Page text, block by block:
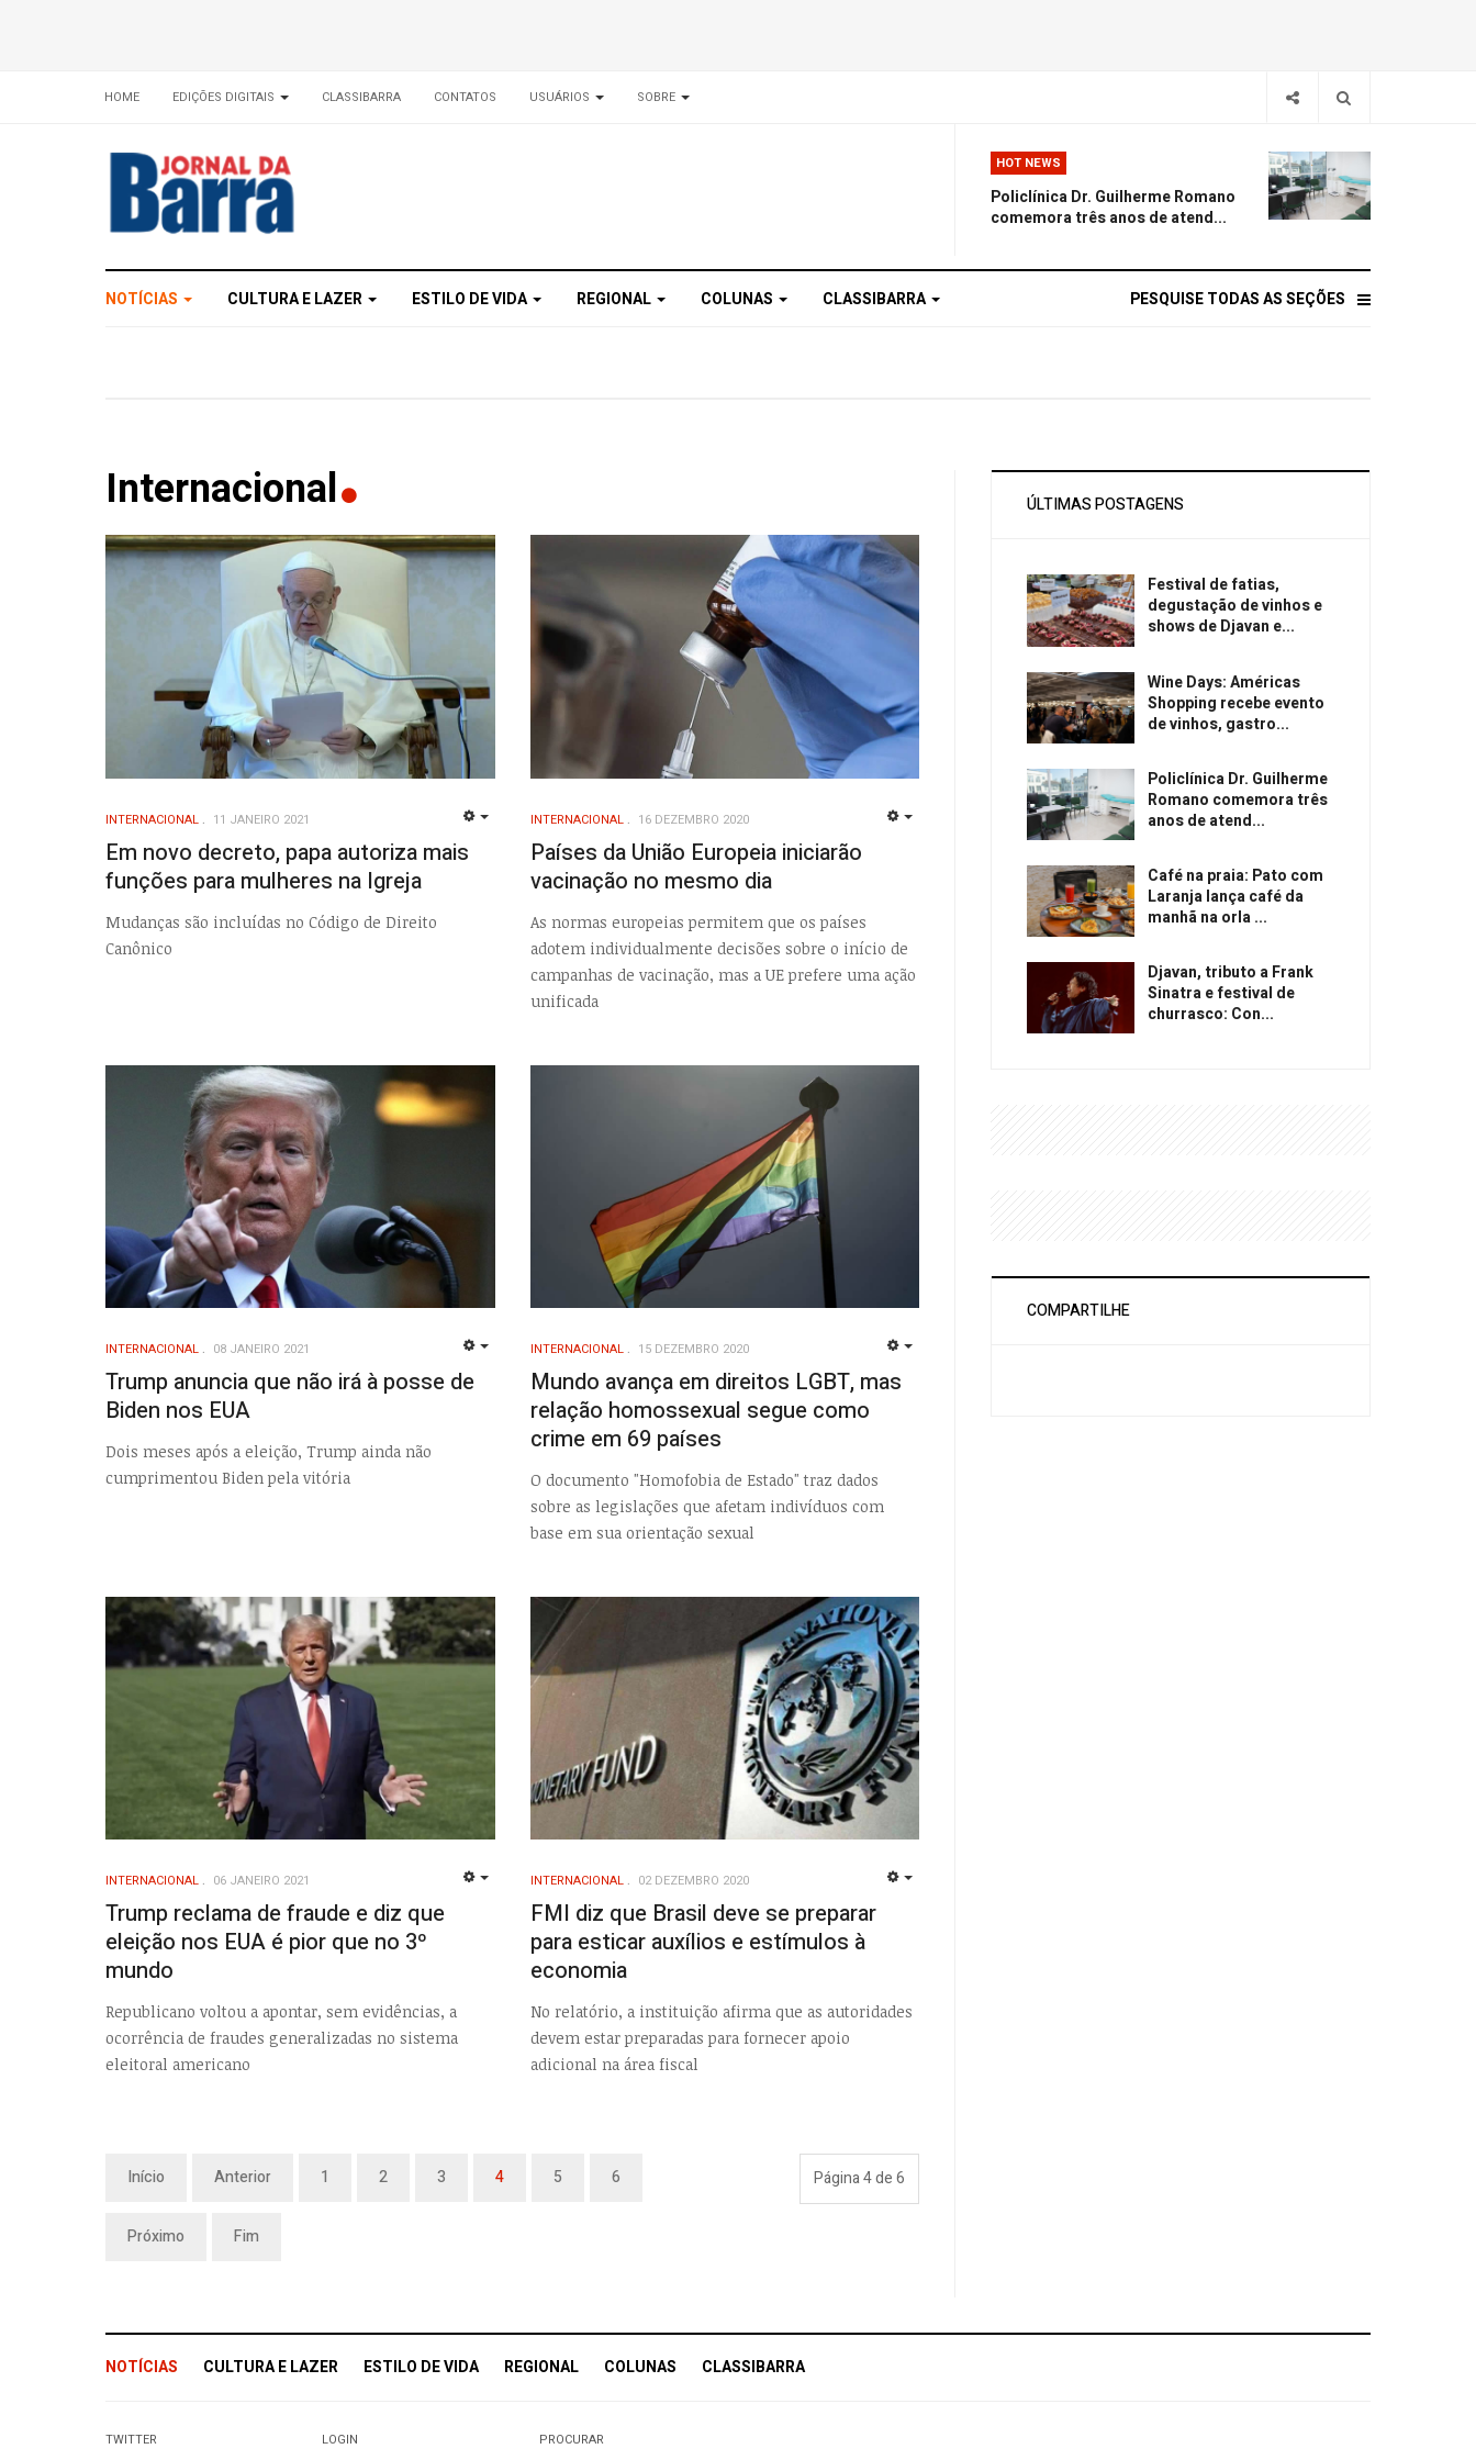
HOME EDIÇÕES DIGITAIS CLASSIBARRA CONTATOS USUÁRIOS SOBRE
HOT NEWS
Policlínica Dr. Guilherme Romano
comemora três anos de atend...
NOTÍCIAS CULTURA E LAZER ESTILO DE VIDA REGIONAL COLUNAS CLASSIBARRA PESQUISE TODAS AS SEÇÕES
Internacional
INTERNACIONAL 11 JANEIRO 2021
Em novo decreto, papa autoriza mais
funções para mulheres na Igreja
Mudanças são incluídas no Código de Direito
Canônico
INTERNACIONAL 16 DEZEMBRO 2020
Países da União Europeia iniciarão
vacinação no mesmo dia
As normas europeias permitem que os países
adotem individualmente decisões sobre o início de
campanhas de vacinação, mas a UE prefere uma ação
unificada
INTERNACIONAL 08 JANEIRO 2021
Trump anuncia que não irá à posse de
Biden nos EUA
Dois meses após a eleição, Trump ainda não
cumprimentou Biden pela vitória
INTERNACIONAL 15 DEZEMBRO 2020
Mundo avança em direitos LGBT, mas
relação homossexual segue como
crime em 69 países
O documento "Homofobia de Estado" traz dados
sobre as legislações que afetam indivíduos com
base em sua orientação sexual
INTERNACIONAL 06 JANEIRO 2021
Trump reclama de fraude e diz que
eleição nos EUA é pior que no 3º
mundo
Republicano voltou a apontar, sem evidências, a
ocorrência de fraudes generalizadas no sistema
eleitoral americano
INTERNACIONAL 02 DEZEMBRO 2020
FMI diz que Brasil deve se preparar
para esticar auxílios e estímulos à
economia
No relatório, a instituição afirma que as autoridades
devem estar preparadas para fornecer apoio
adicional na área fiscal
Página 4 de 6
Início Anterior 1 2 3 4 5 6
Próximo Fim
ÚLTIMAS POSTAGENS
Festival de fatias,
degustação de vinhos e
shows de Djavan e...
Wine Days: Américas
Shopping recebe evento
de vinhos, gastro...
Policlínica Dr. Guilherme
Romano comemora três
anos de atend...
Café na praia: Pato com
Laranja lança café da
manhã na orla ...
Djavan, tributo a Frank
Sinatra e festival de
churrasco: Con...
COMPARTILHE
NOTÍCIAS CULTURA E LAZER ESTILO DE VIDA REGIONAL COLUNAS CLASSIBARRA
TWITTER
LOGIN
PROCURAR